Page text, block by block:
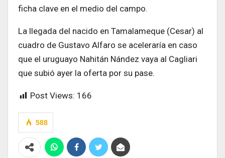
ficha clave en el medio del campo.
La llegada del nacido en Tamalameque (Cesar) al
cuadro de Gustavo Alfaro se aceleraría en caso
que el uruguayo Nahitán Nández vaya al Cagliari
que subió ayer la oferta por su pase.
Post Views: 166
588